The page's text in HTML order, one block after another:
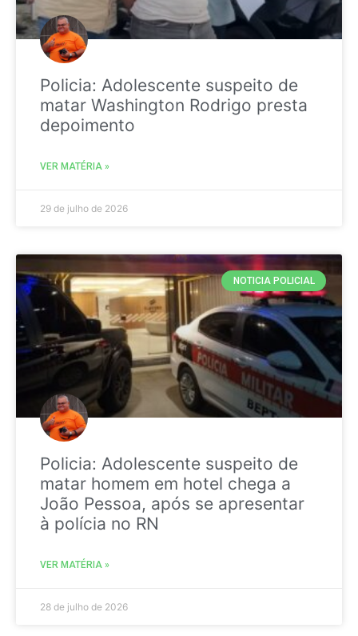
Policia: Adolescente suspeito de
matar Washington Rodrigo presta
depoimento
VER MATÉRIA »
29 de julho de 2026
NOTICIA POLICIAL
Policia: Adolescente suspeito de
matar homem em hotel chega a
João Pessoa, após se apresentar
à polícia no RN
VER MATÉRIA »
28 de julho de 2026